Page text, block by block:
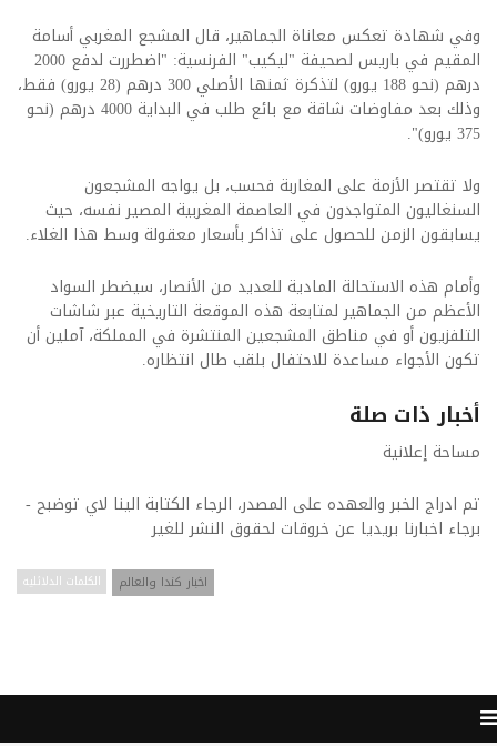
وفي شهادة تعكس معاناة الجماهير، قال المشجع المغربي أسامة
المقيم في باريس لصحيفة "ليكيب" الفرنسية: "اضطررت لدفع 2000
درهم (نحو 188 يورو) لتذكرة ثمنها الأصلي 300 درهم (28 يورو) فقط،
وذلك بعد مفاوضات شاقة مع بائع طلب في البداية 4000 درهم (نحو
375 يورو)".
ولا تقتصر الأزمة على المغاربة فحسب، بل يواجه المشجعون
السنغاليون المتواجدون في العاصمة المغربية المصير نفسه، حيث
يسابقون الزمن للحصول على تذاكر بأسعار معقولة وسط هذا الغلاء.
وأمام هذه الاستحالة المادية للعديد من الأنصار، سيضطر السواد
الأعظم من الجماهير لمتابعة هذه الموقعة التاريخية عبر شاشات
التلفزيون أو في مناطق المشجعين المنتشرة في المملكة، آملين أن
تكون الأجواء مساعدة للاحتفال بلقب طال انتظاره.
أخبار ذات صلة
مساحة إعلانية
تم ادراج الخبر والعهده على المصدر، الرجاء الكتابة الينا لاي توضبح -
برجاء اخبارنا بريديا عن خروقات لحقوق النشر للغير
الكلمات الدلائليه اخبار كندا والعالم